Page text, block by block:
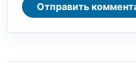
Отправить